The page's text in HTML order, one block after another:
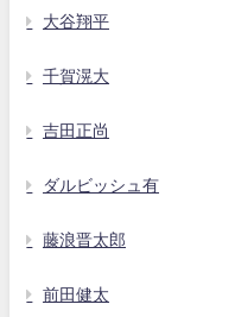
大谷翔平
千賀滉大
吉田正尚
ダルビッシュ有
藤浪晋太郎
前田健太